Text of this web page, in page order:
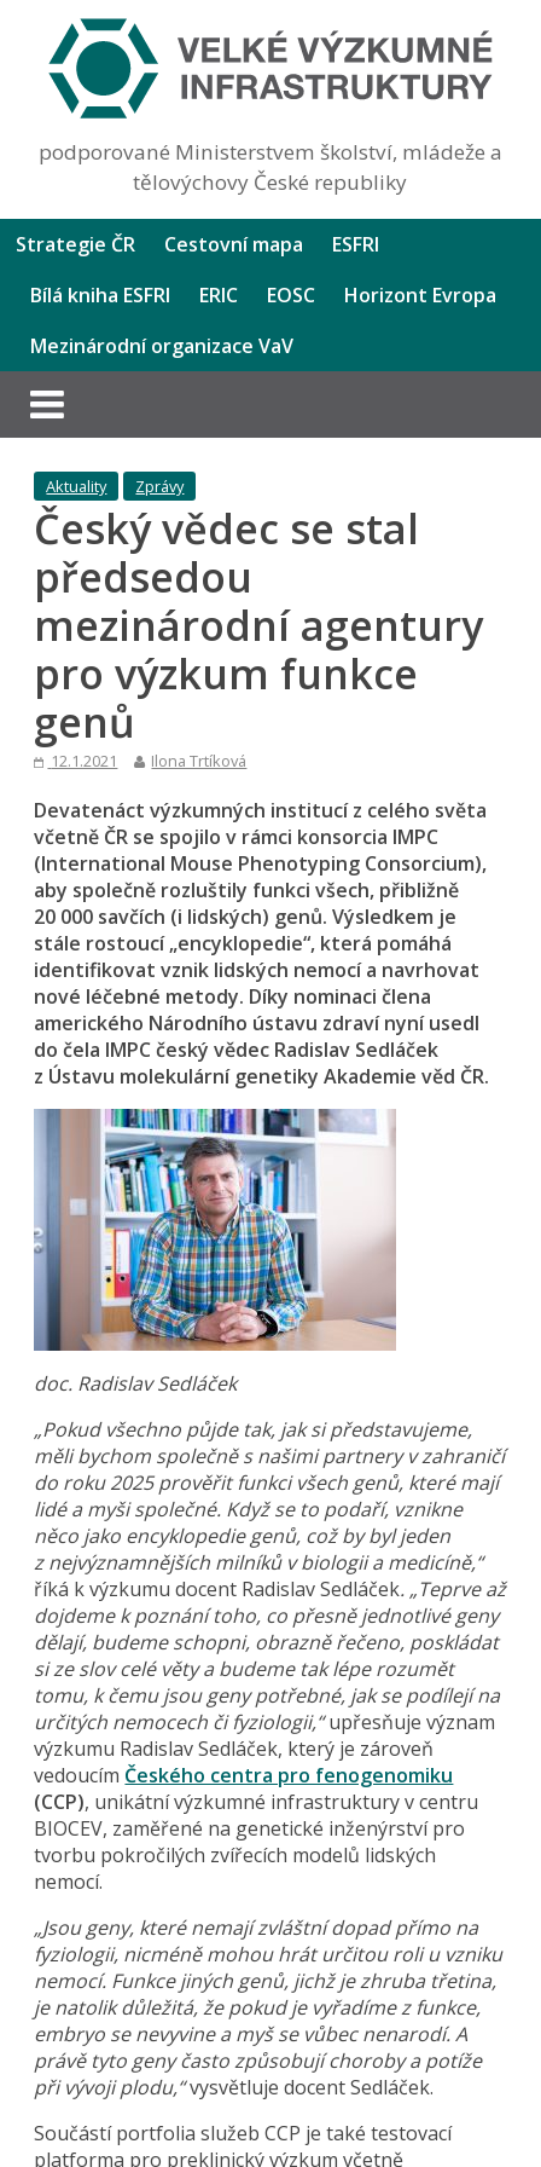
podporované Ministerstvem školství, mládeže a
tělovýchovy České republiky
Strategie ČR Cestovní mapa
ESFRI
Bílá kniha ESFRI
ERIC EOSC
Horizont Evropa
Mezinárodní organizace VaV
Aktuality Zprávy
Český vědec se stal
předsedou
mezinárodní agentury
pro výzkum funkce
genů
12.1.2021 Ilona Trtíková
Devatenáct výzkumných institucí z celého světa
včetně ČR se spojilo v rámci konsorcia IMPC
(International Mouse Phenotyping Consorcium),
aby společně rozluštily funkci všech, přibližně
20 000 savčích (i lidských) genů. Výsledkem je
stále rostoucí „encyklopedie“, která pomáhá
identifikovat vznik lidských nemocí a navrhovat
nové léčebné metody. Díky nominaci člena
amerického Národního ústavu zdraví nyní usedl
do čela IMPC český vědec Radislav Sedláček
z Ústavu molekulární genetiky Akademie věd ČR.
doc. Radislav Sedláček
„Pokud všechno půjde tak, jak si představujeme,
měli bychom společně s našimi partnery v zahraničí
do roku 2025 prověřit funkci všech genů, které mají
lidé a myši společné. Když se to podaří, vznikne
něco jako encyklopedie genů, což by byl jeden
z nejvýznamnějších milníků v biologii a medicíně,“
říká k výzkumu docent Radislav Sedláček. „Teprve až
dojdeme k poznání toho, co přesně jednotlivé geny
dělají, budeme schopni, obrazně řečeno, poskládat
si ze slov celé věty a budeme tak lépe rozumět
tomu, k čemu jsou geny potřebné, jak se podílejí na
určitých nemocech či fyziologii,“upřesňuje význam
výzkumu Radislav Sedláček, který je zároveň
vedoucím Českého centra pro fenogenomiku
(CCP), unikátní výzkumné infrastruktury v centru
BIOCEV, zaměřené na genetické inženýrství pro
tvorbu pokročilých zvířecích modelů lidských
nemocí.
„Jsou geny, které nemají zvláštní dopad přímo na
fyziologii, nicméně mohou hrát určitou roli u vzniku
nemocí. Funkce jiných genů, jichž je zhruba třetina,
je natolik důležitá, že pokud je vyřadíme z funkce,
embryo se nevyvine a myš se vůbec nenarodí. A
právě tyto geny často způsobují choroby a potíže
při vývoji plodu,“vysvětluje docent Sedláček.
Součástí portfolia služeb CCP je také testovací
platforma pro preklinický výzkum včetně